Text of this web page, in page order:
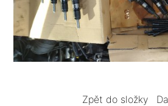
Zpět do složky